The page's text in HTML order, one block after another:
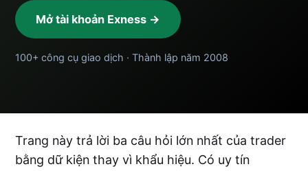
Mở tài khoản Exness →
100+ công cụ giao dịch · Thành lập năm 2008
Trang này trả lời ba câu hỏi lớn nhất của trader
bằng dữ kiện thay vì khẩu hiệu. Có uy tín